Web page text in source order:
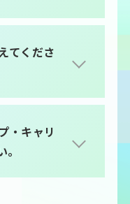
てくださ
・キャリ